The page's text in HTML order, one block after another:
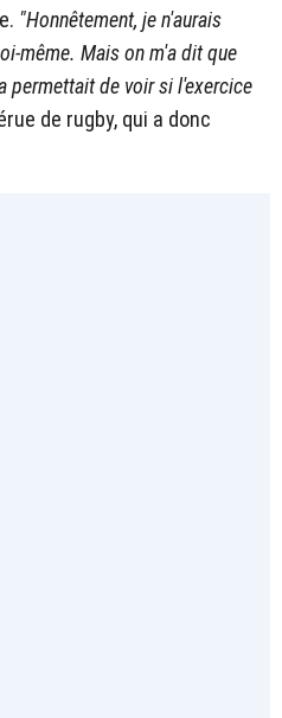
"Honnêtement, je n'aurais
même. Mais on m'a dit que
permettait de voir si l'exercice
de rugby, qui a donc